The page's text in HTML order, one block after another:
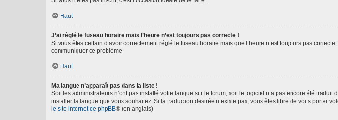
Haut
J’ai réglé le fuseau horaire mais l’heure n’est toujours pas correcte !
Si vous êtes certain d’avoir correctement réglé le fuseau horaire mais que l’heure n’est toujours pas
communiquer ce problème.
Haut
Ma langue n’apparaît pas dans la liste !
Soit les administrateurs n’ont pas installé votre langue sur le forum, soit le logiciel n’a pas encore été
installer la langue que vous souhaitez. Si la traduction désirée n’existe pas, vous êtes libre de vous porter
le site internet de phpBB® (en anglais).